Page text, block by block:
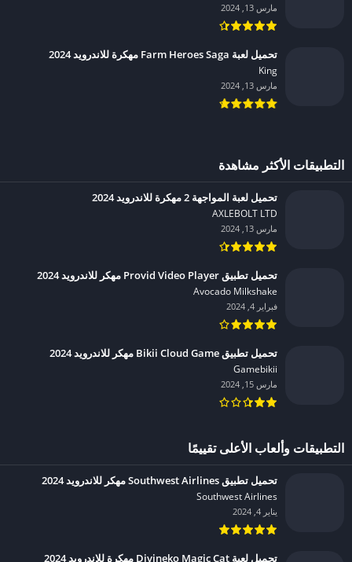
Social Point‏
مارس 13, 2024
تحميل لعبة المواجهة 2 مهكرة للاندرويد 2024
AXLEBOLT LTD‏
مارس 13, 2024
King‏
تحميل لعبة المواجهة 2 مهكرة للاندرويد 2024
AXLEBOLT LTD‏
مارس 13, 2024
تحميل تطبيق Provid Video Player مهكر للاندرويد 2024
Avocado Milkshake‏
فبراير 4, 2024
تحميل تطبيق Bikii Cloud Game مهكر للاندرويد 2024
Gamebikii‏
مارس 15, 2024